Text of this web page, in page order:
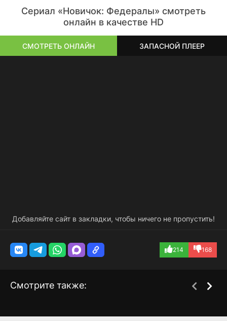
Сериал «Новичок: Федералы» смотреть
онлайн в качестве HD
СМОТРЕТЬ ОНЛАЙН ЗАПАСНОЙ ПЛЕЕР
Добавляйте сайт в закладки, чтобы ничего не пропустить!
214 168
Смотрите также: